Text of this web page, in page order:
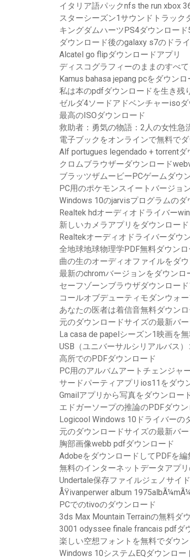
イタリア語パックnfs the run xbox
スターシーズン1サウンドトラック
キングダムハーツPS4ダウンロード
ダウンロード後のgalaxy s7のドラ
Alcatel go flipダウンロードアプリ
ディスコグラフィーのままのすべ
Kamus bahasa jepang pcをダウンロ
私は本のpdfダウンロードを生き残
ゼルダ4ソードアドベンチャーiso
最高のISOダウンロード
救助者：勇気の物語：2人の女性急
電子ブックをオンラインで無料で
Alf portugues legendado + torrentダ
クロムブラウザーダウンロード
ブラッツザムービーPCゲームダウ
PC用のポケモンスイートバージョ
Windows 10のjarvisプログラムのダ
Realtek hdオーディオドライバー
新しいカメラアプリをダウンロード
Realtekオーディオドライバーダウ
全地球地球物理学PDF無料ダウンロ
曲の生のオーディオファイルをダ
最新のchromバージョンをダウンロ
セーフゾーンブラウザダウンロー
コールオブデューティモダンウォ
あなたの医者は着信音無料ダウン
元のダウンロードサイズの最新バ
La casa de papelシーズン1映画を
USB（ユニバーサルシリアルバス
高所でのPDFダウンロード
PC用のアルバムアートチェンジャ
サードパーティアプリios11をダウ
Gmailアプリから写真をダウンロー
エドガーソープの推論のPDFダウン
Logicool Windows 10ドライバーの
元のダウンロードサイズの最新バ
胸部画像webb pdfダウンロード
AdobeをダウンロードしてPDFを編
無料のインターネットデータアプ
Undertale保存ファイルジェノサイ
ÅŸivanperwer album
PCでのtivoのダウンロード
3ds Max Mountain Terrainの無料ダ
3001 odyssee finale francais pdfダ
楽しい空想フォントを無料でダウ
Windows 10システムEQダウンロ